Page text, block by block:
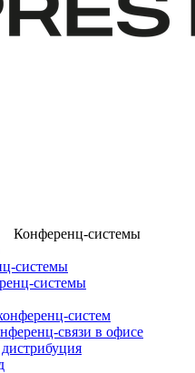
Конференц-системы
системы
системы
систем
связи в офисе